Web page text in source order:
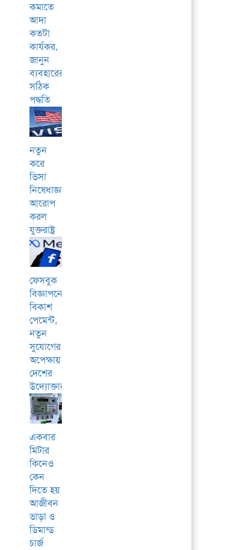
কমাতে
আদা
কতটা
কার্যকর,
জানুন
ব্যবহারের
সঠিক
পদ্ধতি
নতুন
করে
ভিসা
নিষেধাজ্ঞা
আরোপ
করল
যুক্তরাষ্ট্র
ফেসবুক
বিজ্ঞাপনে
বিকাশ
পেমেন্ট,
নতুন
সুযোগের
অপেক্ষায়
দেশের
উদ্যোক্তারা
একবার
মিটার
কিনেও
কেন
দিতে হয়
আজীবন
ভাড়া ও
ডিমান্ড
চার্জ